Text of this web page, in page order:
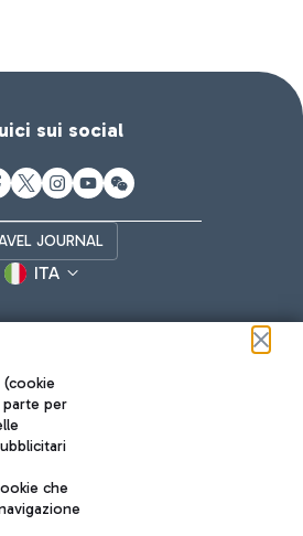
sui social
JOURNAL
ITA
parte per
che